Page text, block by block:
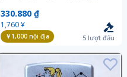
ジッポー/煙草/喫煙/シガレット
330.880 ₫
1,760 ¥
￥1,000nội địa 5 lượt đấu